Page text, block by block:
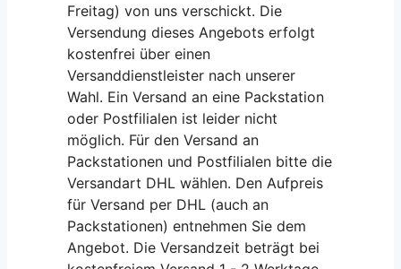
Freitag) von uns verschickt. Die
Versendung dieses Angebots erfolgt
kostenfrei über einen
Versanddienstleister nach unserer
Wahl. Ein Versand an eine Packstation
oder Postfilialen ist leider nicht
möglich. Für den Versand an
Packstationen und Postfilialen bitte die
Versandart DHL wählen. Den Aufpreis
für Versand per DHL (auch an
Packstationen) entnehmen Sie dem
Angebot. Die Versandzeit beträgt bei